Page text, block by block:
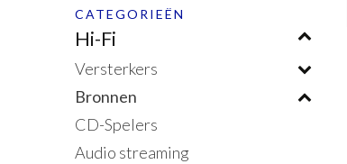
CATEGORIEËN
Hi-Fi
Versterkers
Bronnen
CD-Spelers
Audio streaming